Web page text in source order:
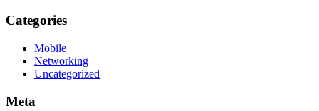
Categories
Mobile
Networking
Uncategorized
Meta